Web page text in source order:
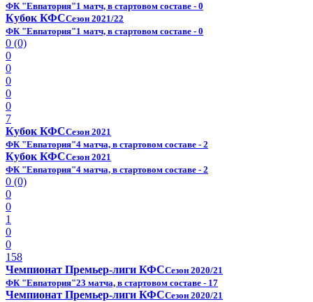
ФК "Евпатория"1 матч, в стартовом составе - 0
Кубок КФССезон 2021/22
ФК "Евпатория"1 матч, в стартовом составе - 0
0 (0)
0
0
0
0
0
7
Кубок КФССезон 2021
ФК "Евпатория"4 матча, в стартовом составе - 2
Кубок КФССезон 2021
ФК "Евпатория"4 матча, в стартовом составе - 2
0 (0)
0
0
1
0
0
158
Чемпионат Премьер-лиги КФССезон 2020/21
ФК "Евпатория"23 матча, в стартовом составе - 17
Чемпионат Премьер-лиги КФССезон 2020/21